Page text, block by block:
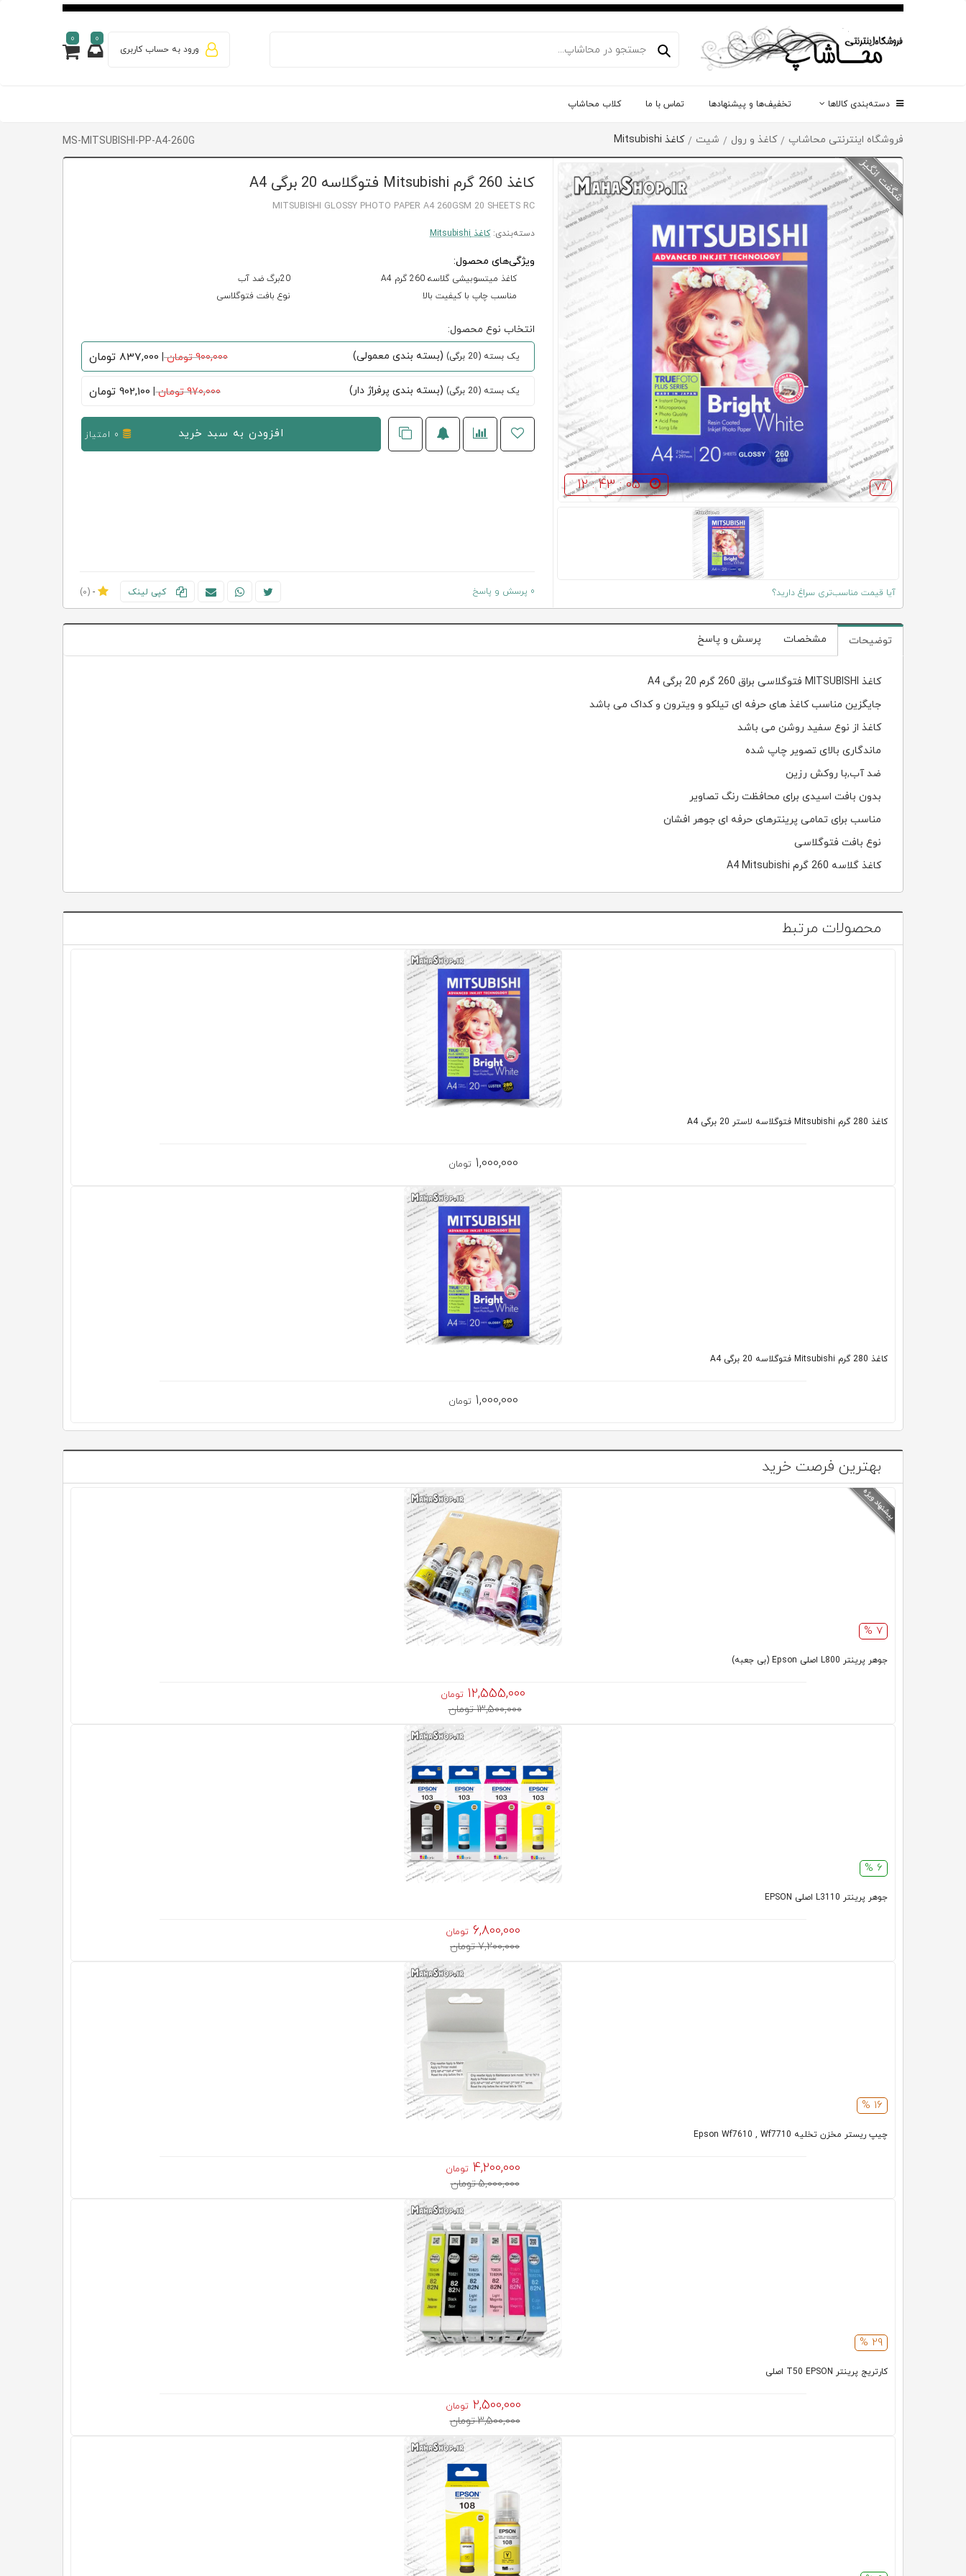
ورود به حساب کاربری
0
0
دسته‌بندی کالاها تخفیف‌ها و پیشنهادها تماس با ما کلاب محاشاپ
فروشگاه اینترنتی محاشاپ / کاغذ و رول / شیت / کاغذ Mitsubishi MS-MITSUBISHI-PP-A4-260G
12 : 43 : 04 7٪
آیا قیمت مناسب‌تری سراغ دارید؟
کاغذ 260 گرم Mitsubishi فتوگلاسه 20 برگی A4
MITSUBISHI GLOSSY PHOTO PAPER A4 260GSM 20 SHEETS RC
دسته‌بندی:کاغذ Mitsubishi
ویژگی‌های محصول:
کاغذ میتسوبیشی گلاسه 260 گرم A4
20برگ ضد آب
مناسب چاپ با کیفیت بالا
نوع بافت فتوگلاسی
انتخاب نوع محصول:
یک بسته (20 برگی) (بسته بندی معمولی) 900,000 تومان |
837,000 تومان
یک بسته (20 برگی) (بسته بندی پرفراژ دار) 970,000 تومان |
902,100 تومان
افزودن به سبد خرید 0 امتیاز
0 پرسش و پاسخ کپی لینک -
(0)
توضیحات مشخصات پرسش و پاسخ
کاغذ MITSUBISHI فتوگلاسی براق 260 گرم 20 برگی A4
جایگزین مناسب کاغذ های حرفه ای تیلکو و ویترون و کداک می باشد
کاغذ از نوع سفید روشن می باشد
ماندگاری بالای تصویر چاپ شده
ضد آب,با روکش رزین
بدون بافت اسیدی برای محافظت رنگ تصاویر
مناسب برای تمامی پرینترهای حرفه ای جوهر افشان
نوع بافت فتوگلاسی
کاغذ گلاسه 260 گرم A4 Mitsubishi
محصولات مرتبط
کاغذ 280 گرم Mitsubishi فتوگلاسه لاستر 20 برگی A4
1,000,000 تومان
کاغذ 280 گرم Mitsubishi فتوگلاسه 20 برگی A4
1,000,000 تومان
بهترین فرصت خرید
7 %
جوهر پرینتر L800 اصلی Epson (بی جعبه)
12,555,000 تومان
13,500,000 تومان
6 %
جوهر پرینتر L3110 اصلی EPSON
6,800,000 تومان
7,200,000 تومان
16 %
چیپ ریستر مخزن تخلیه Epson Wf7610 , Wf7710
4,200,000 تومان
5,000,000 تومان
29 %
کارتریج پرینتر T50 EPSON اصلی
2,500,000 تومان
3,500,000 تومان